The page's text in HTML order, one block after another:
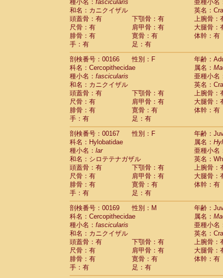
種小名： fascicularis
亜種小名
和名：カニクイザル
英名：
頭蓋骨：有
下顎骨：有
上腕骨：
尺骨：有
肩甲骨：有
大腿骨：
腓骨：有
寛骨：有
体幹：有
手：有
足：有
剖検番号：00166
性別：F
年齢：
科名：Cercopithecidae
属名：
種小名： fascicularis
亜種小名
和名：カニクイザル
英名：
頭蓋骨：有
下顎骨：有
上腕骨：
尺骨：有
肩甲骨：有
大腿骨：
腓骨：有
寛骨：有
体幹：有
手：有
足：有
剖検番号：00167
性別：F
年齢：
科名：Hylobatidae
属名：
種小名： lar
亜種小名
和名：シロテテナガザル
英名：
頭蓋骨：有
下顎骨：有
上腕骨：
尺骨：有
肩甲骨：有
大腿骨：
腓骨：有
寛骨：有
体幹：有
手：有
足：有
剖検番号：00169
性別：M
年齢：
科名：Cercopithecidae
属名：
種小名： fascicularis
亜種小名
和名：カニクイザル
英名：
頭蓋骨：有
下顎骨：有
上腕骨：
尺骨：有
肩甲骨：有
大腿骨：
腓骨：有
寛骨：有
体幹：有
手：有
足：有